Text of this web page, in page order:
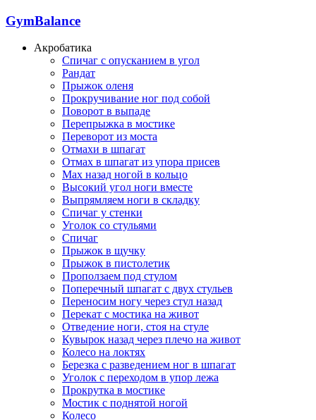
GymBalance
Акробатика
Спичаг с опусканием в угол
Рандат
Прыжок оленя
Прокручивание ног под собой
Поворот в выпаде
Перепрыжка в мостике
Переворот из моста
Отмахи в шпагат
Отмах в шпагат из упора присев
Мах назад ногой в кольцо
Высокий угол ноги вместе
Выпрямляем ноги в складку
Спичаг у стенки
Уголок со стульями
Спичаг
Прыжок в щучку
Прыжок в пистолетик
Проползаем под стулом
Поперечный шпагат с двух стульев
Переносим ногу через стул назад
Перекат с мостика на живот
Отведение ноги, стоя на стуле
Кувырок назад через плечо на живот
Колесо на локтях
Березка с разведением ног в шпагат
Уголок с переходом в упор лежа
Прокрутка в мостике
Мостик с поднятой ногой
Колесо